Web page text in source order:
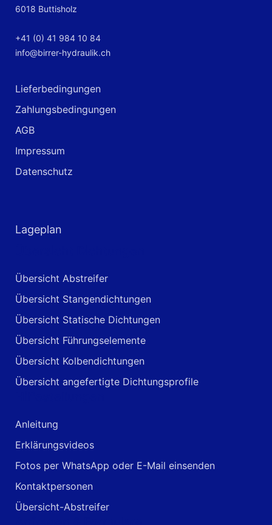
6018 Buttisholz
+41 (0) 41 984 10 84
info@birrer-hydraulik.ch
Lieferbedingungen
Zahlungsbedingungen
AGB
Impressum
Datenschutz
Lageplan
Übersicht Abstreifer
Übersicht Stangendichtungen
Übersicht Statische Dichtungen
Übersicht Führungselemente
Übersicht Kolbendichtungen
Übersicht angefertigte Dichtungsprofile
Anleitung
Erklärungsvideos
Fotos per WhatsApp oder E-Mail einsenden
Kontaktpersonen
Übersicht-Abstreifer